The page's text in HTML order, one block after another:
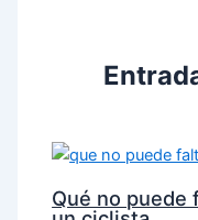
Qué no puede